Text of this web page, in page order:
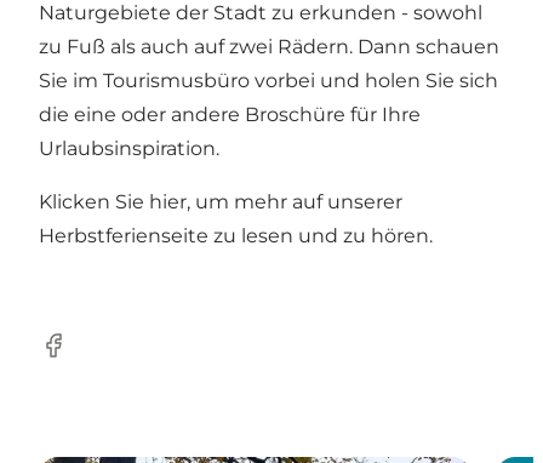
Naturgebiete der Stadt zu erkunden - sowohl
zu Fuß als auch auf zwei Rädern. Dann schauen
Sie im Tourismusbüro vorbei und holen Sie sich
die eine oder andere Broschüre für Ihre
Urlaubsinspiration.
Klicken Sie hier, um mehr auf unserer
Herbstferienseite zu lesen und zu hören.
Facebook